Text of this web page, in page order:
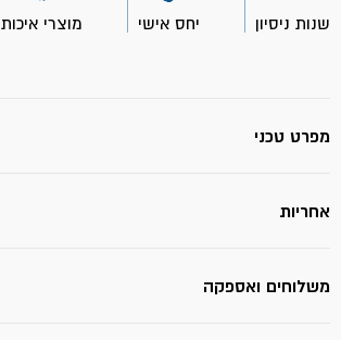
תרמוקיר
שנות ניסיון יחס אישי מוצרי איכות
מפרט טכני
אחריות
משלוחים ואספקה